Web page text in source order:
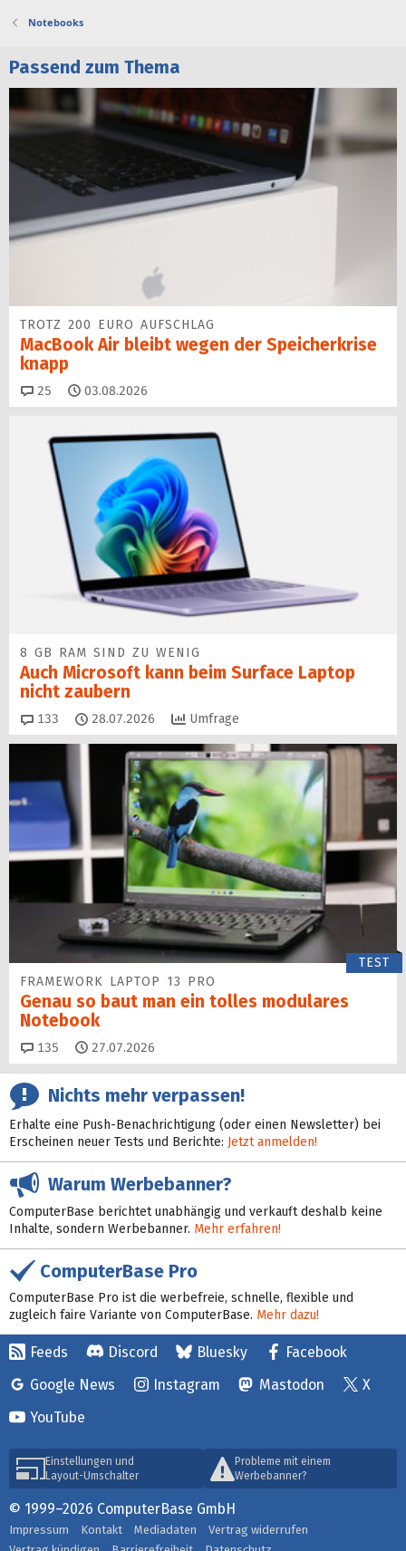
Notebooks
Passend zum Thema
TROTZ 200 EURO AUFSCHLAG
MacBook Air bleibt wegen der Speicherkrise
knapp
25 Kommentare
03.08.2026
8 GB RAM SIND ZU WENIG
Auch Microsoft kann beim Surface Laptop
nicht zaubern
133 Kommentare
28.07.2026 Umfrage
TEST
FRAMEWORK LAPTOP 13 PRO
Genau so baut man ein tolles modulares
Notebook
135 Kommentare
27.07.2026
Nichts mehr verpassen!
Erhalte eine Push-Benachrichtigung (oder einen Newsletter) bei
Erscheinen neuer Tests und Berichte: Jetzt anmelden!
Warum Werbebanner?
ComputerBase berichtet unabhängig und verkauft deshalb keine
Inhalte, sondern Werbebanner. Mehr erfahren!
ComputerBase Pro
ComputerBase Pro ist die werbefreie, schnelle, flexible und
zugleich faire Variante von ComputerBase. Mehr dazu!
Feeds Discord Bluesky
Facebook
Google News
Instagram Mastodon
X
YouTube
Einstellungen und
Layout-Umschalter
Probleme mit einem
Werbebanner?
© 1999–2026 ComputerBase GmbH
Impressum Kontakt Mediadaten
Vertrag widerrufen